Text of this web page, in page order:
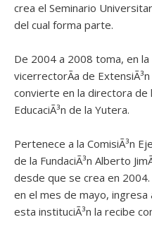
crea el Seminario
del cual forma parte.
De 2004 a 2008 toma, en
vicerrectorÃ­a de
convierte en la directora de
EducaciÃ³n de la Yutera.
Pertenece a la ComisiÃ³n
de la FundaciÃ³n Alberto
desde que se crea en
en el mes de mayo,
esta instituciÃ³n la recibe